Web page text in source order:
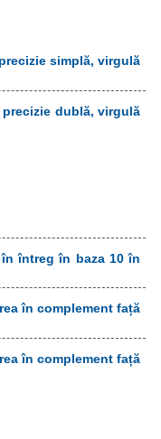
simplă, virgulă
dublă, virgulă
întreg în baza 10 în
în complement față
în complement față